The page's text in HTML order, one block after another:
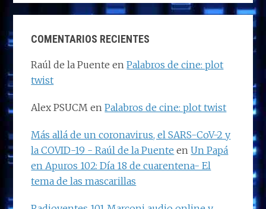
COMENTARIOS RECIENTES
Raúl de la Puente enPalabros de cine: plot
twist
Alex PSUCM enPalabros de cine: plot twist
Más allá de un coronavirus, el SARS-CoV-2 y
la COVID-19 - Raúl de la Puente enUn Papá
en Apuros 102: Día 18 de cuarentena- El
tema de las mascarillas